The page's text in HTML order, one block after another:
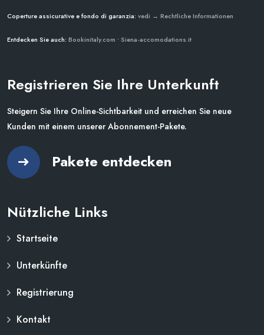
Coperture assicurative e fondo di garanzia: vedi → Rechtliche Informationen
Entdecken Sie auch: Bookinitaly.com • Siena-accomodations.it
Registrieren Sie Ihre Unterkunft
Steigern Sie Ihre Online-Sichtbarkeit und erreichen Sie neue
Kunden mit einem unserer Abonnement-Pakete.
Pakete entdecken
Nützliche Links
Startseite
Unterkünfte
Registrierung
Kontakt